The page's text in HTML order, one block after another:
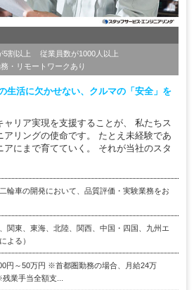
5割以上
従業員数が1000人以上
・リモートワークあり
生活に欠かせない、クルマの「安全」を
ャリア実現を支援することが、 私たちス
アリングの使命です。 たとえ未経験であ
アにまで育てていく。 それが当社のスタ
輪車の開発において、品質評価・実験業務をお
関東、東海、北陸、関西、中国・四国、九州エ
よる）
円～50万円 ※首都圏勤務の場合、月給24万
業手当全額支...